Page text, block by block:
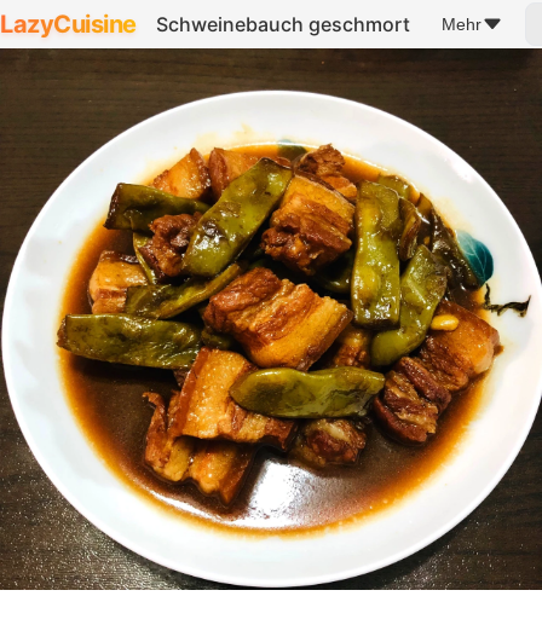
LazyCuisine Schweinebauch geschmort Mehr